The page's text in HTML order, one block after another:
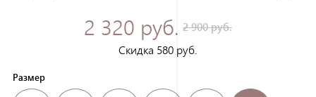
2 320 руб. 2 900 руб.
Скидка 580 руб.
Размер